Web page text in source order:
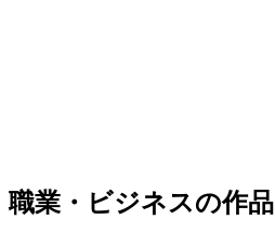
職業・ビジネスの作品